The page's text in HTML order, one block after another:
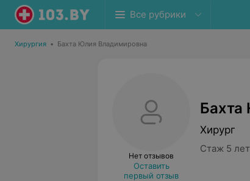
Все рубрики
Хирургия • Бахта Юлия Владимировна
Нет отзывов
Оставить
первый отзыв
Хирург
Стаж 5 лет